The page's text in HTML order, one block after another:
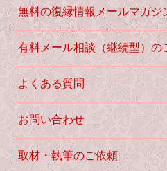
無料の復縁情報メールマガジ
有料メール相談（継続型）の
よくある質問
お問い合わせ
取材・執筆のご依頼